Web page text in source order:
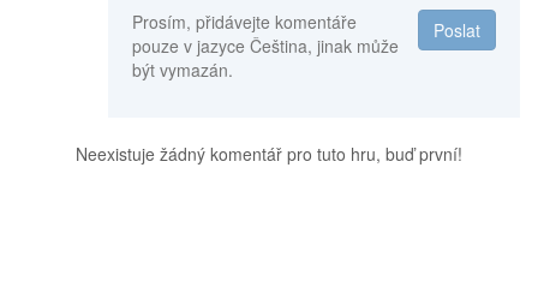
Poslat
Prosím, přidávejte komentáře
pouze v jazyce Čeština, jinak může
být vymazán.
Neexistuje žádný komentář pro tuto hru, buď první!